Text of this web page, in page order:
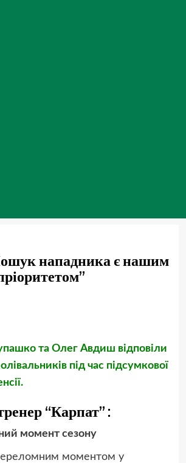
нападника є нашим
та Олег Авдиш відповіли
під час підсумкової
“Карпат” :
момент сезону
моментом у